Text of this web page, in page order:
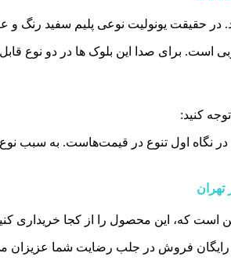
در حقیقت یونولیت نوعی پلیم سفید رنگ
است. برای صدا این بلوک ها در دو نوع
کنید:
اول تنوع در قیمت‌هاست. به سبب نوع
تهران
است که، این محصول را از کجا خریداری
رایگان فروش در جلب رضایت شما عزیزان